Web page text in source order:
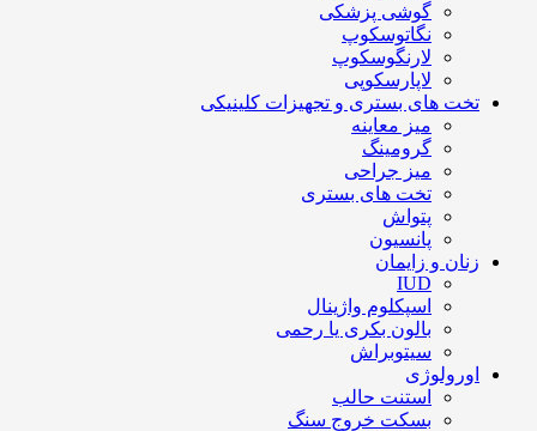
گوشی پزشکی
نگاتوسکوپ
لارنگوسکوپ
لاپارسکوپی
تخت های بستری و تجهیزات کلینیکی
میز معاینه
گرومینگ
میز جراحی
تخت های بستری
پتواش
پانسیون
زنان و زایمان
IUD
اسپکلوم واژینال
بالون بکری یا رحمی
سیتوبراش
اورولوژی
استنت حالب
بسکت خروج سنگ